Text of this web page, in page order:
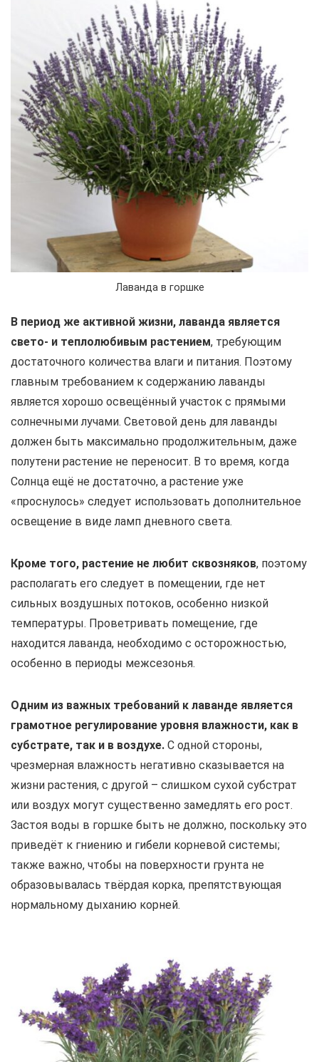
Лаванда в горшке
В период же активной жизни, лаванда является
свето- и теплолюбивым растением, требующим
достаточного количества влаги и питания. Поэтому
главным требованием к содержанию лаванды
является хорошо освещённый участок с прямыми
солнечными лучами. Световой день для лаванды
должен быть максимально продолжительным, даже
полутени растение не переносит. В то время, когда
Солнца ещё не достаточно, а растение уже
«проснулось» следует использовать дополнительное
освещение в виде ламп дневного света.
Кроме того, растение не любит сквозняков, поэтому
располагать его следует в помещении, где нет
сильных воздушных потоков, особенно низкой
температуры. Проветривать помещение, где
находится лаванда, необходимо с осторожностью,
особенно в периоды межсезонья.
Одним из важных требований к лаванде является
грамотное регулирование уровня влажности, как в
субстрате, так и в воздухе. С одной стороны,
чрезмерная влажность негативно сказывается на
жизни растения, с другой – слишком сухой субстрат
или воздух могут существенно замедлять его рост.
Застоя воды в горшке быть не должно, поскольку это
приведёт к гниению и гибели корневой системы;
также важно, чтобы на поверхности грунта не
образовывалась твёрдая корка, препятствующая
нормальному дыханию корней.